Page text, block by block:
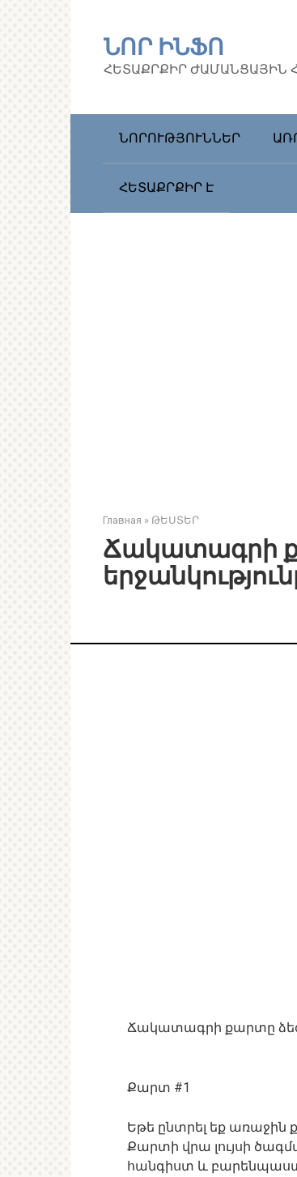
ՆՈՐ ԻՆՖՈ
ՀԵՏԱՔՐՔԻՐ ԺԱՄԱՆՑԱՅԻՆ
ՆՈՐՈՒԹՅՈՒՆՆԵՐ
ՀԵՏԱՔՐՔԻՐ Է
Главная » ԹԵՍՏԵՐ
Ճակատագրի
Ճակատագրի քարտը ձեզ
Քարտ #1
Եթե ընտրել եք առաջին
Քարտի վրա լույսի
հանգիստ և